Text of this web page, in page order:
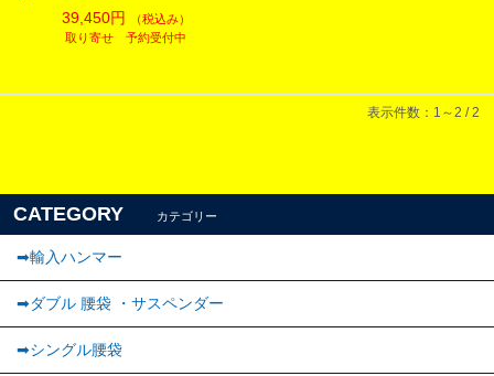
39,450円
（税込み）
取り寄せ 予約受付中
表示件数：1～2 / 2
CATEGORY カテゴリー
➡輸入ハンマー
➡ダブル 腰袋 ・サスペンダー
➡︎シングル腰袋